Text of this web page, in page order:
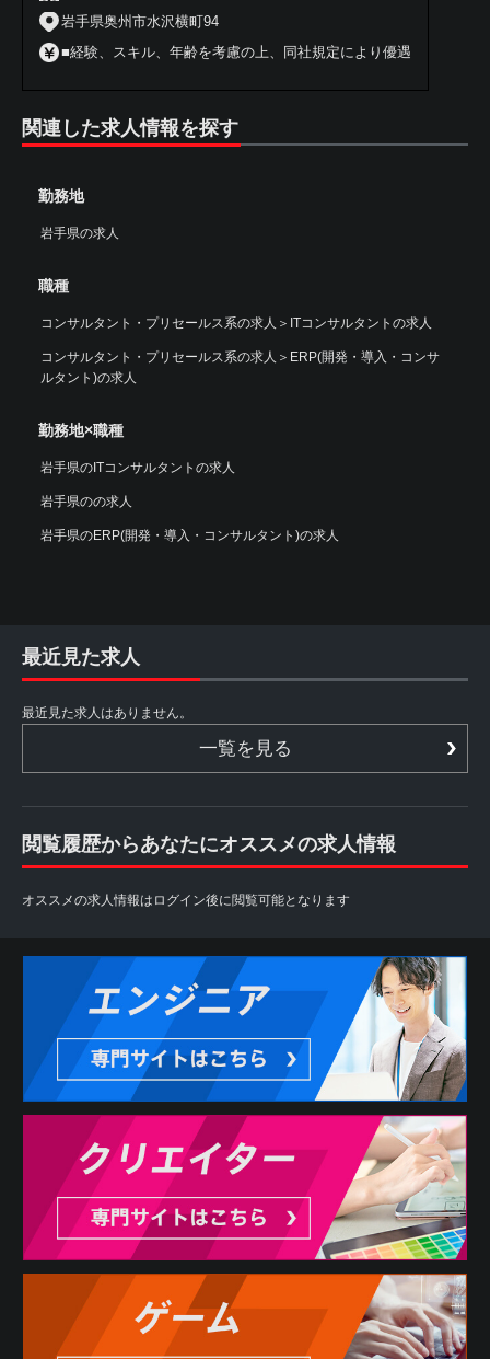
岩手県奥州市水沢横町94
■経験、スキル、年齢を考慮の上、同社規定により優遇
関連した求人情報を探す
勤務地
岩手県の求人
職種
コンサルタント・プリセールス系の求人 ＞ ITコンサルタントの求人
コンサルタント・プリセールス系の求人 ＞ ERP(開発・導入・コンサ
ルタント)の求人
勤務地×職種
岩手県のITコンサルタントの求人
岩手県のの求人
岩手県のERP(開発・導入・コンサルタント)の求人
最近見た求人
最近見た求人はありません。
一覧を見る
閲覧履歴からあなたにオススメの求人情報
オススメの求人情報はログイン後に閲覧可能となります